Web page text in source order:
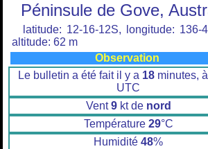
Péninsule de Gove,
latitude: 12-16-12S, longitude: 136-
altitude: 62 m
Observation
Le bulletin a été fait il y a 18minutes, à
UTC
Vent9kt de nord
Température 29°C
Humidité 48%